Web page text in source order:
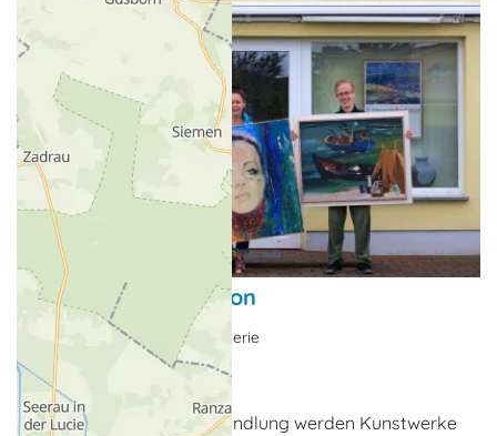
Koserower Kunstsalon
Souvenirs & Sammeln, Galerie
Koserow
In der Galerie und Kunsthandlung werden Kunstwerke